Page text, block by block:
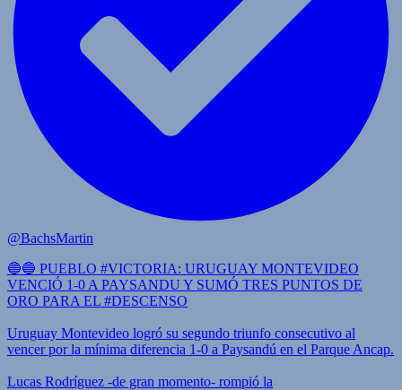
@BachsMartin
🔵🔵 PUEBLO #VICTORIA: URUGUAY MONTEVIDEO
VENCIÓ 1-0 A PAYSANDU Y SUMÓ TRES PUNTOS DE
ORO PARA EL #DESCENSO
Uruguay Montevideo logró su segundo triunfo consecutivo al
vencer por la mínima diferencia 1-0 a Paysandú en el Parque Ancap.
Lucas Rodríguez -de gran momento- rompió la